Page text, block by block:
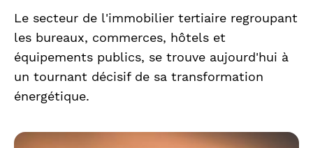
Le secteur de l'immobilier tertiaire regroupant
les bureaux, commerces, hôtels et
équipements publics, se trouve aujourd'hui à
un tournant décisif de sa transformation
énergétique.